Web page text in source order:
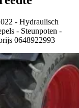
- Hydraulisch
- Steunpoten -
0648922993